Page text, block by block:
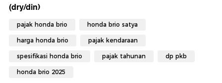
(dry/din)
pajak honda brio honda brio satya
harga honda brio pajak kendaraan
spesifikasi honda brio pajak tahunan dp pkb
honda brio 2025